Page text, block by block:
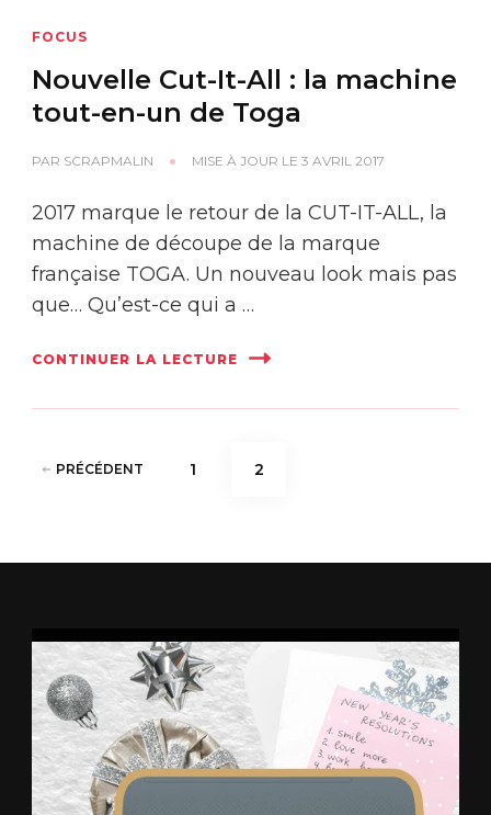
FOCUS
Nouvelle Cut-It-All : la machine
tout-en-un de Toga
PAR SCRAPMALIN MISE À JOUR LE 3 AVRIL 2017
2017 marque le retour de la CUT-IT-ALL, la
machine de découpe de la marque
française TOGA. Un nouveau look mais pas
que… Qu’est-ce qui a …
CONTINUER LA LECTURE
Pagination
PRÉCÉDENT PAGE
1 PAGE
2